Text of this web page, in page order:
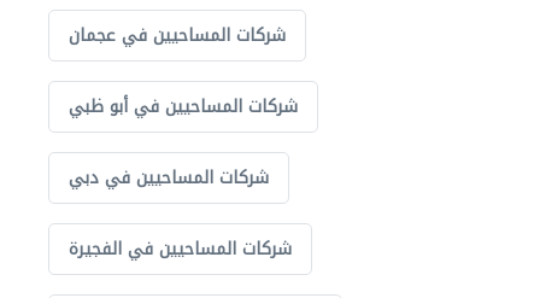
شركات المساحيين في عجمان
شركات المساحيين في أبو ظبي
شركات المساحيين في دبي
شركات المساحيين في الفجيرة